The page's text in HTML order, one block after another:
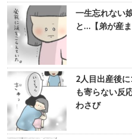
一生忘れない
と…【弟が産
2人目出産後
も寄らない反
わさび